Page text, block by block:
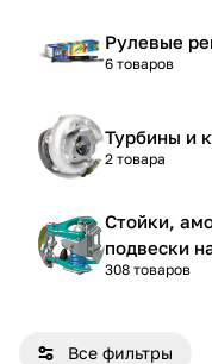
Рулевые
6 товаров
Турбины и
2 товара
Стойки,
подвески
308 товаров
Все фильтры